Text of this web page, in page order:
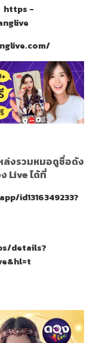
https -
ล่งรวมหมอดูชื่อดัง
Live ได้ที่
id1316349233?
details?